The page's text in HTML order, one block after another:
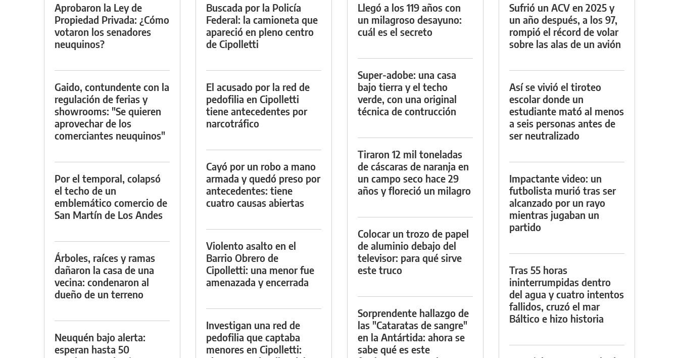
Aprobaron la Ley de
Propiedad Privada: ¿Cómo
votaron los senadores
neuquinos?
Gaido, contundente con la
regulación de ferias y
showrooms: "Se quieren
aprovechar de los
comerciantes neuquinos"
Por el temporal, colapsó
el techo de un
emblemático comercio de
San Martín de Los Andes
Árboles, raíces y ramas
dañaron la casa de una
vecina: condenaron al
dueño de un terreno
Neuquén bajo alerta:
esperan hasta 50
Buscada por la Policía
Federal: la camioneta que
apareció en pleno centro
de Cipolletti
El acusado por la red de
pedofilia en Cipolletti
tiene antecedentes por
narcotráfico
Cayó por un robo a mano
armada y quedó preso por
antecedentes: tiene
cuatro causas abiertas
Violento asalto en el
Barrio Obrero de
Cipolletti: una menor fue
amenazada y encerrada
Investigan una red de
pedofilia que captaba
menores en Cipolletti:
Llegó a los 119 años con
un milagroso desayuno:
cuál es el secreto
Super-adobe: una casa
bajo tierra y el techo
verde, con una original
técnica de contrucción
Tiraron 12 mil toneladas
de cáscaras de naranja en
un campo seco hace 29
años y floreció un milagro
Colocar un trozo de papel
de aluminio debajo del
televisor: para qué sirve
este truco
Sorprendente hallazgo de
las "Cataratas de sangre"
en la Antártida: ahora se
sabe qué es este
Sufrió un ACV en 2025 y
un año después, a los 97,
rompió el récord de volar
sobre las alas de un avión
Así se vivió el tiroteo
escolar donde un
estudiante mató al menos
a seis personas antes de
ser neutralizado
Impactante video: un
futbolista murió tras ser
alcanzado por un rayo
mientras jugaban un
partido
Tras 55 horas
ininterrumpidas dentro
del agua y cuatro intentos
fallidos, cruzó el mar
Báltico e hizo historia